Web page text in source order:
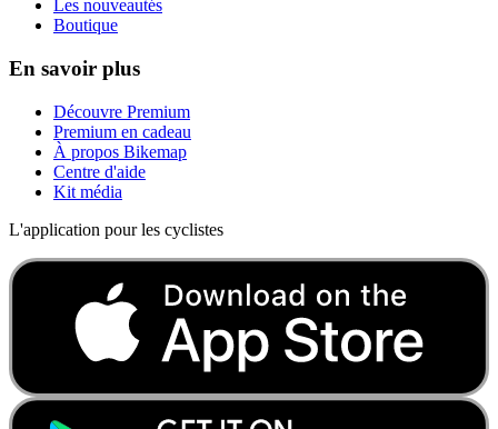
Les nouveautés
Boutique
En savoir plus
Découvre Premium
Premium en cadeau
À propos Bikemap
Centre d'aide
Kit média
L'application pour les cyclistes